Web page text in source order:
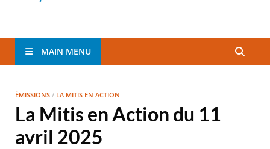
TVM
MAIN MENU
ÉMISSIONS / LA MITIS EN ACTION
La Mitis en Action du 11
avril 2025